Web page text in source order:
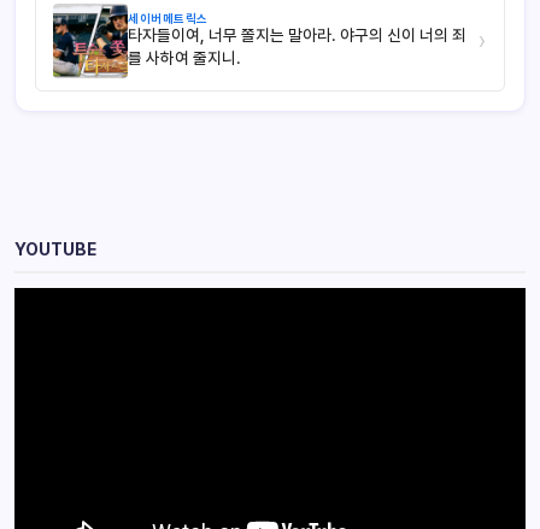
세이버메트릭스
타자들이여, 너무 쫄지는 말아라. 야구의 신이 너의 죄
를 사하여 줄지니.
›
YOUTUBE